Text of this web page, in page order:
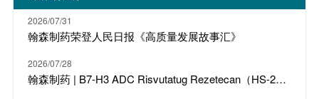
2026/07/31
翰森制药荣登人民日报《高质量发展故事汇》
2026/07/28
翰森制药 | B7-H3 ADC Risvutatug Rezetecan（HS-20093）骨肉瘤III期临床ARTEMIS-011达到IRC-PFS主要终点